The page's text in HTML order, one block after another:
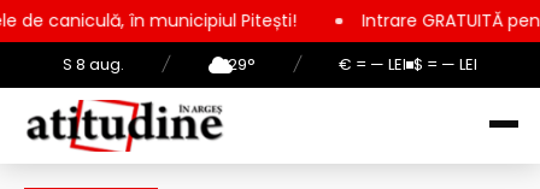
S 8 aug. / 29° / € = — LEI $ = — LEI
municipiul Pitești! Intrare GRATUITĂ pentru copii, elevi